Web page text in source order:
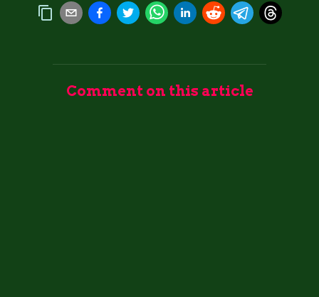
Comment on this article